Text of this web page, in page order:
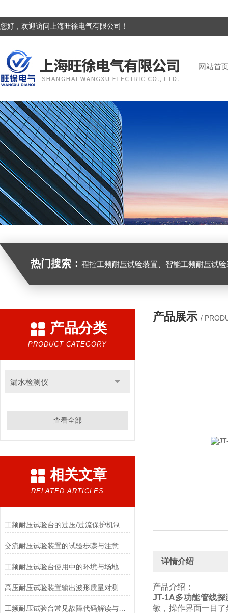
您好，欢迎访问上海旺徐电气有限公司！
网站首
热门搜索： 程控工频耐压试验装置、智能工频耐压试验装置、工频耐压试验装置、工频耐压试验仪、工频耐压试验台、高压耐压试
产品分类
PRODUCT CATEGORY
漏水检测仪
查看全部
相关文章
RELATED ARTICLES
交流耐压试验装置的试验步骤与注意事项
工频耐压试验台使用中的环境与场地要求
工频耐压试验台常见故障代码解读与现场快速恢复方法
产品展示 /
详情介绍
产品介绍：
JT-1A多功能管线探
敏，操作界面一目